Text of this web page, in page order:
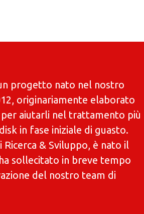
progetto nato nel nostro
originariamente elaborato
aiutarli nel trattamento più
in fase iniziale di guasto.
& Sviluppo, è nato il
sollecitato in breve tempo
del nostro team di